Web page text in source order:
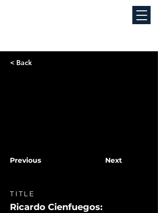
< Back
Previous Next
TITLE
Ricardo Cienfuegos: